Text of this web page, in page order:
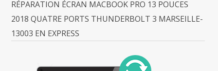
RÉPARATION ÉCRAN MACBOOK PRO 13 POUCES
2018 QUATRE PORTS THUNDERBOLT 3 MARSEILLE-
13003 EN EXPRESS